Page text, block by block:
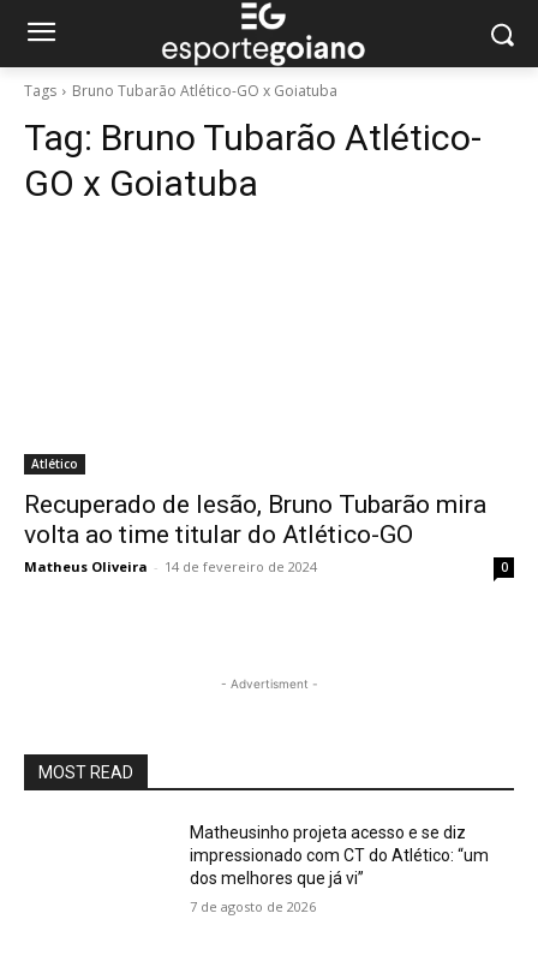
Tags Bruno Tubarão Atlético-GO x Goiatuba
Tag: Bruno Tubarão Atlético-
GO x Goiatuba
Atlético
Recuperado de lesão, Bruno Tubarão mira
volta ao time titular do Atlético-GO
Matheus Oliveira - 14 de fevereiro de 2024 0
- Advertisment -
MOST READ
Matheusinho projeta acesso e se diz
impressionado com CT do Atlético: “um
dos melhores que já vi”
7 de agosto de 2026